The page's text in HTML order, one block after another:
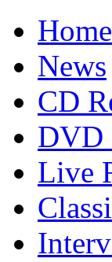
Home
News
CD
DVD
Live